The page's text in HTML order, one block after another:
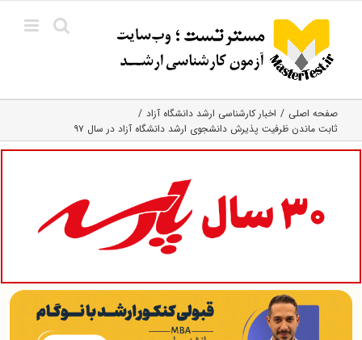
content
صفحه اصلی
اخبار کارشناسی ارشد دانشگاه آزاد
ثابت ماندن ظرفیت پذیرش دانشجوی ارشد دانشگاه آزاد در سال ۹۷